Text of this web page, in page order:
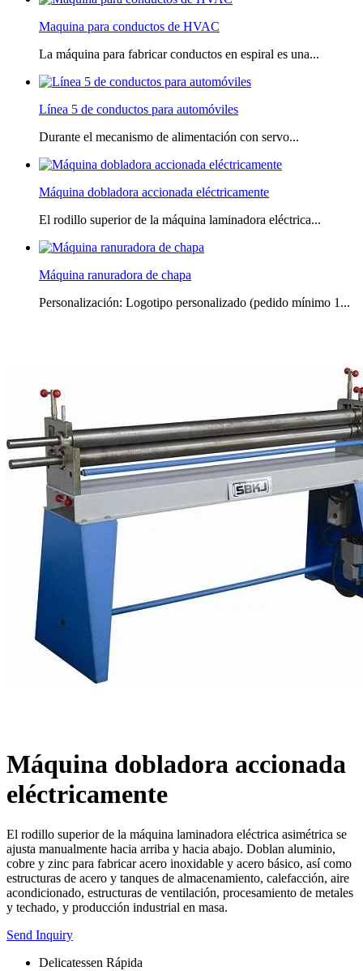
Maquina para conductos de HVAC
La máquina para fabricar conductos en espiral es una...
Línea 5 de conductos para automóviles
Durante el mecanismo de alimentación con servo...
Máquina dobladora accionada eléctricamente
El rodillo superior de la máquina laminadora eléctrica...
Máquina ranuradora de chapa
Personalización: Logotipo personalizado (pedido mínimo 1...
Máquina dobladora accionada
eléctricamente
El rodillo superior de la máquina laminadora eléctrica asimétrica se
ajusta manualmente hacia arriba y hacia abajo. Doblan aluminio,
cobre y zinc para fabricar acero inoxidable y acero básico, así como
estructuras de acero y tanques de almacenamiento, calefacción, aire
acondicionado, estructuras de ventilación, procesamiento de metales
y techado, y producción industrial en masa.
Send Inquiry
Delicatessen Rápida